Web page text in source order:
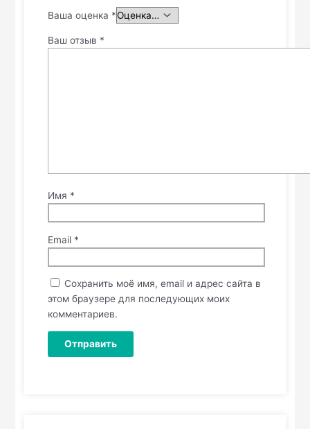
Ваша оценка *
Ваш отзыв *
Имя *
Email *
Сохранить моё имя, email и адрес сайта в
этом браузере для последующих моих
комментариев.